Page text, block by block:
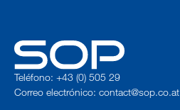
Teléfono: +43 (0) 505 29
Correo electrónico: contact@sop.co.at